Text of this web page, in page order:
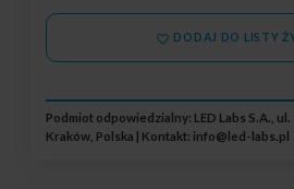
DODAJ DO LISTY
Podmiot odpowiedzialny: LED Labs S.A.,
Kraków, Polska | Kontakt: info@led-labs.pl